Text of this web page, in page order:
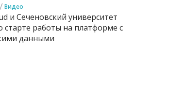
/ Видео
и Сеченовский университет
старте работы на платформе с
данными